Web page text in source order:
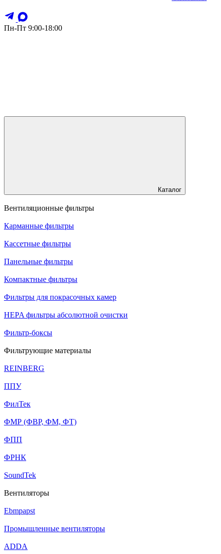
Пн-Пт 9:00-18:00
Каталог
Вентиляционные фильтры
Карманные фильтры
Кассетные фильтры
Панельные фильтры
Компактные фильтры
Фильтры для покрасочных камер
HEPA фильтры абсолютной очистки
Фильтр-боксы
Фильтрующие материалы
REINBERG
ППУ
ФилТек
ФМР (ФВР, ФМ, ФТ)
ФПП
ФРНК
SoundTek
Вентиляторы
Ebmpapst
Промышленные вентиляторы
ADDA